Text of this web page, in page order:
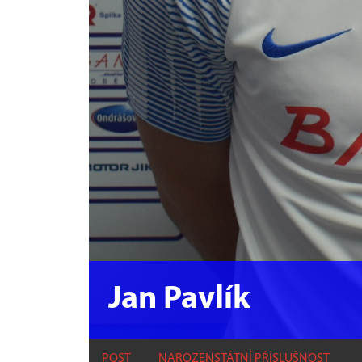
Jan Pavlík
POST NAROZEN STÁTNÍ PŘÍSLUŠNOST